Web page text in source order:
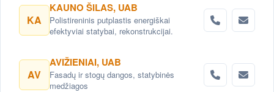
fasadams, didmeninė bei mažmeninė
prekyba.
KA
KAUNO ŠILAS, UAB
Polistireninis putplastis energiškai
efektyviai statybai, rekonstrukcijai.
AV
AVIŽIENIAI, UAB
Fasadų ir stogų dangos, statybinės
medžiagos